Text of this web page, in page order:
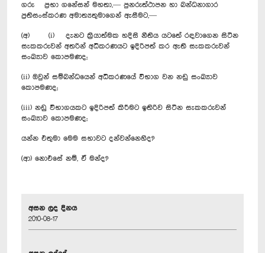
ගරු ප්‍රභා ගනේසන් මහතා,— පුනරුත්ථාපන හා බන්ධනාගාර
ප්‍රතිසංස්කරණ අමාත්‍යතුමාගෙන් ඇසීමට,—
(අ) (i) දැනට ක්‍රියාත්මක හදිසි නීතිය යටතේ රඳවාගෙන සිටින
සැකකරුවන් අතරින් අධිකරණයට ඉදිරිපත් කර ඇති සැකකරුවන්
සංඛ්‍යාව කොපමණද;
(ii) ඔවුන් සම්බන්ධයෙන් අධිකරණයේ විභාග වන නඩු සංඛ්‍යාව
කොපමණද;
(iii) නඩු විභාගයකට ඉදිරිපත් කිරීමට ඉතිරිව සිටින සැකකරුවන්
සංඛ්‍යාව කොපමණද;
යන්න එතුමා මෙම සභාවට දන්වන්නෙහිද?
(ආ) නොඑසේ නම්, ඒ මන්ද?
අසන ලද දිනය
2010-08-17